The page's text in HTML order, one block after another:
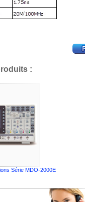
:
Série MDO-2000E